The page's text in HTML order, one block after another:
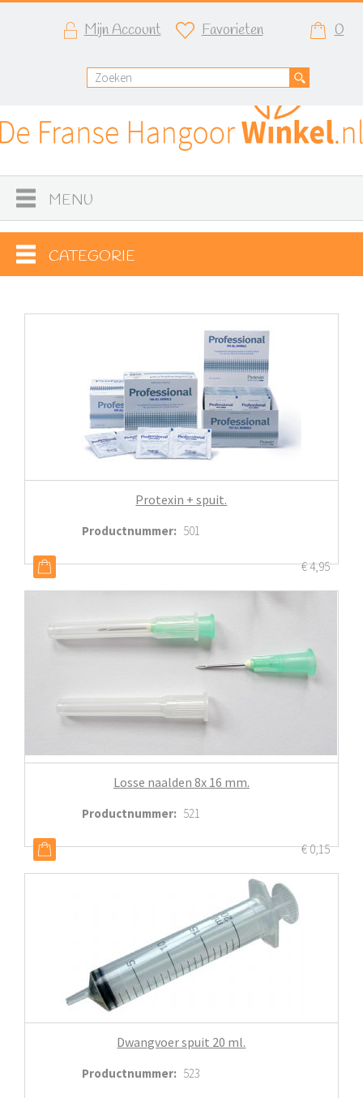
Mijn Account Favorieten 0
MENU
CATEGORIE
Protexin + spuit.
Productnummer: 501
€4,95
Losse naalden 8x 16 mm.
Productnummer: 521
€0,15
Dwangvoer spuit 20 ml.
Productnummer: 523